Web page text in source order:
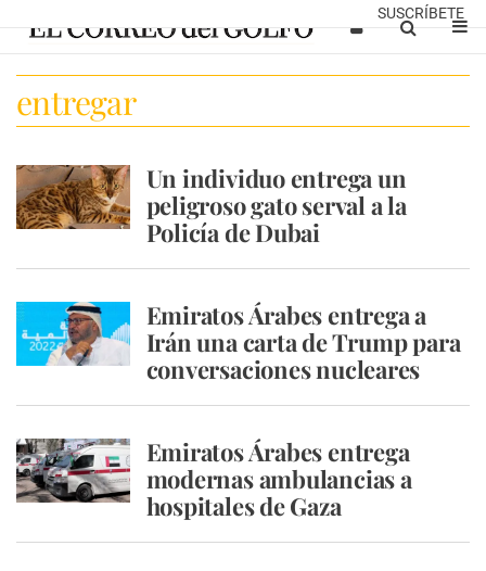
SUSCRÍBETE
entregar
Un individuo entrega un
peligroso gato serval a la
Policía de Dubai
Emiratos Árabes entrega a
Irán una carta de Trump para
conversaciones nucleares
Emiratos Árabes entrega
modernas ambulancias a
hospitales de Gaza